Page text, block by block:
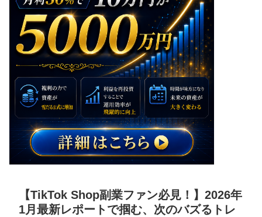
【TikTok Shop副業ファン必見！】2026年
1月最新レポートで掴む、次のバズるトレ